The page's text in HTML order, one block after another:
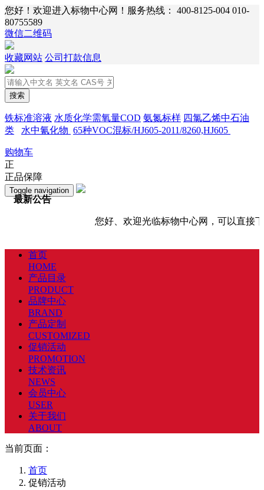
您好！欢迎进入标物中心网！服务热线： 400-8125-004 010-
80755589
微信二维码
收藏网站 公司打款信息
搜索
铁标准溶液 水质化学需氧量COD 氨氮标样 四氯乙烯中石油
类
水中氰化物 65种VOC混标/HJ605-2011/8260,HJ605
购物车
正
正品保障
Toggle navigation
最新公告
您好、欢迎光临标物中心网，可以直接
首页
HOME
产品目录
PRODUCT
品牌中心
BRAND
产品定制
CUSTOMIZED
促销活动
PROMOTION
技术资讯
NEWS
会员中心
USER
关于我们
ABOUT
当前页面：
首页
促销活动